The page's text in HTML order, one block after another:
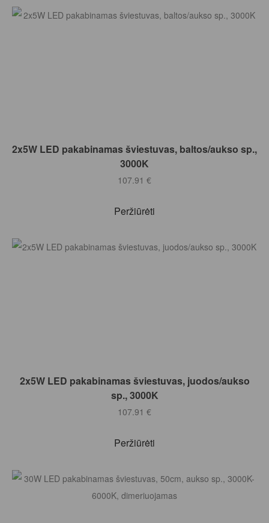
Į KREPŠELĮ
2x5W LED pakabinamas šviestuvas, baltos/aukso sp.,
3000K
107.91 €
Peržiūrėti
Į KREPŠELĮ
2x5W LED pakabinamas šviestuvas, juodos/aukso
sp., 3000K
107.91 €
Peržiūrėti